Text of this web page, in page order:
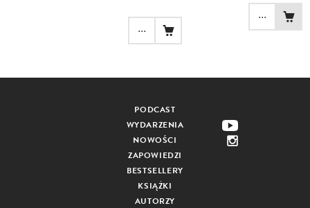
...
...
PODCAST
WYDARZENIA
NOWOŚCI
ZAPOWIEDZI
BESTSELLERY
KSIĄŻKI
AUTORZY